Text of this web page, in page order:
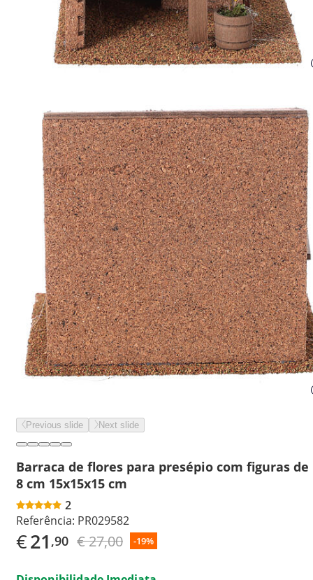
Previous slide Next slide
Barraca de flores para presépio com figuras de
8 cm 15x15x15 cm
2
Referência: PR029582
€21 ,90 € 27,00 -19%